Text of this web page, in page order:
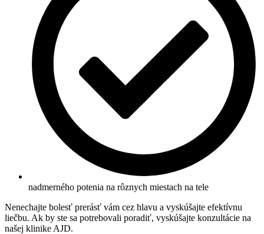
nadmerného potenia na rôznych miestach na tele
Nenechajte bolesť prerásť vám cez hlavu a vyskúšajte efektívnu
liečbu. Ak by ste sa potrebovali poradiť, vyskúšajte konzultácie na
našej klinike AJD.